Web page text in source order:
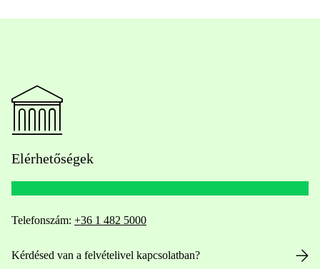
Elérhetőségek
Telefonszám: +36 1 482 5000
Kérdésed van a felvételivel kapcsolatban?